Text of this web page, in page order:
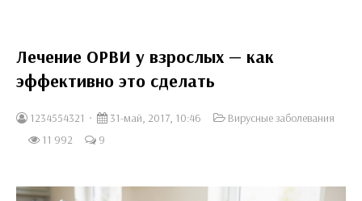
Лечение ОРВИ у взрослых — как
эффективно это сделать
1234554321 31-май, 2017, 10:46
Вирусные заболевания
11 992
9